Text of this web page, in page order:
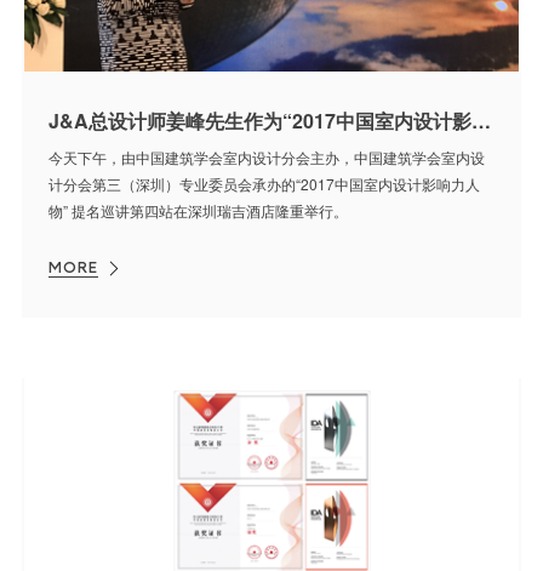
J&A总设计师姜峰先生作为“2017中国室内设计影响力人物” 提名人谈企业及行业发展战略
今天下午，由中国建筑学会室内设计分会主办，中国建筑学会室内设
计分会第三（深圳）专业委员会承办的“2017中国室内设计影响力人
物” 提名巡讲第四站在深圳瑞吉酒店隆重举行。
MORE